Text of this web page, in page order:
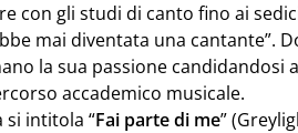
con gli studi di canto fino ai
mai diventata una cantante”.
la sua passione candidandosi
accademico musicale.
si intitola “Fai parte di me”